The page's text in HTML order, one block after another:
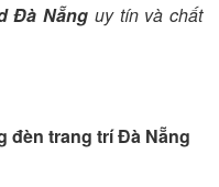
Đà Nẵng uy tín và chất
đèn trang trí Đà Nẵng